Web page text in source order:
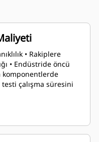
• Rakiplere
• Endüstride öncü
komponentlerde
çalışma süresini